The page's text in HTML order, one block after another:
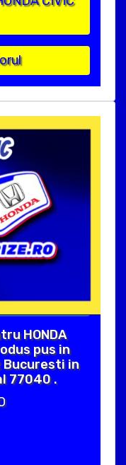
HONDA
pus in
Bucuresti in
77040 .